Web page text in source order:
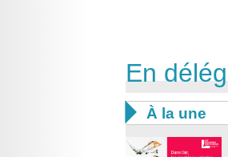
En
 À la une